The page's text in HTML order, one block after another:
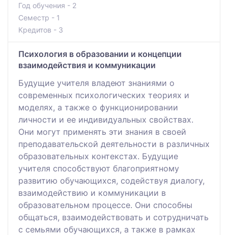
Год обучения - 2
Семестр - 1
Кредитов - 3
Психология в образовании и концепции
взаимодействия и коммуникации
Будущие учителя владеют знаниями о
современных психологических теориях и
моделях, а также о функционировании
личности и ее индивидуальных свойствах.
Они могут применять эти знания в своей
преподавательской деятельности в различных
образовательных контекстах. Будущие
учителя способствуют благоприятному
развитию обучающихся, содействуя диалогу,
взаимодействию и коммуникации в
образовательном процессе. Они способны
общаться, взаимодействовать и сотрудничать
с семьями обучающихся, а также в рамках